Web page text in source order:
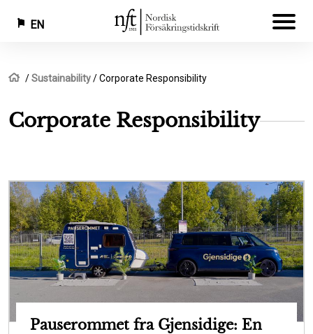
Skip
main
content
EN
Breadcrumb
Home
Sustainability Corporate Responsibility
Corporate Responsibility
Pauserommet fra Gjensidige: En